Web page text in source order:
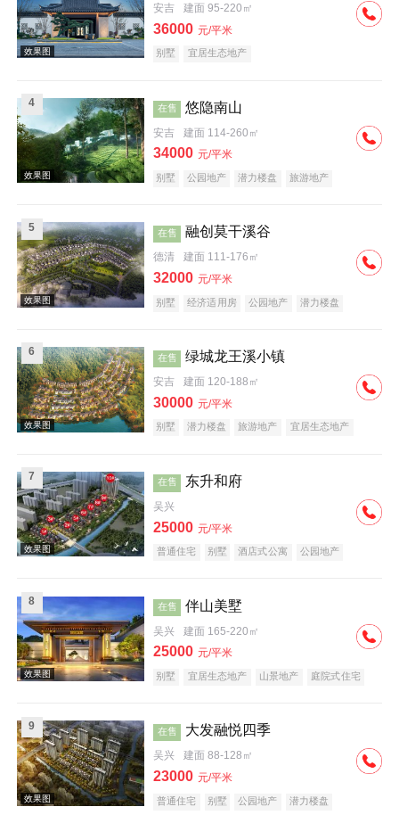
效果图
安吉 建面 95-220㎡
36000 元/平米
别墅 宜居生态地产
效果图
4 在售 悠隐南山
安吉 建面 114-260㎡
34000 元/平米
别墅 公园地产 潜力楼盘
旅游地产
5 在售 融创莫干溪谷
德清 建面 111-176㎡
32000 元/平米
别墅 经济适用房 公园地产
潜力楼盘
6 在售 绿城龙王溪小镇
安吉 建面 120-188㎡
30000 元/平米
别墅 潜力楼盘 旅游地产
宜居生态地产
效果图
7 在售 东升和府
吴兴
25000 元/平米
普通住宅 别墅 酒店式公寓
公园地产
8 在售 伴山美墅
吴兴 建面 165-220㎡
25000 元/平米
别墅 宜居生态地产 山景地产
庭院式住宅
9 在售 大发融悦四季
吴兴 建面 88-128㎡
23000 元/平米
普通住宅 别墅 公园地产
潜力楼盘